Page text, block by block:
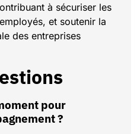
à sécuriser les
et soutenir la
des entreprises
?